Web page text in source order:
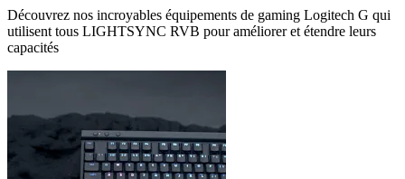
Découvrez nos incroyables équipements de gaming Logitech G qui
utilisent tous LIGHTSYNC RVB pour améliorer et étendre leurs
capacités